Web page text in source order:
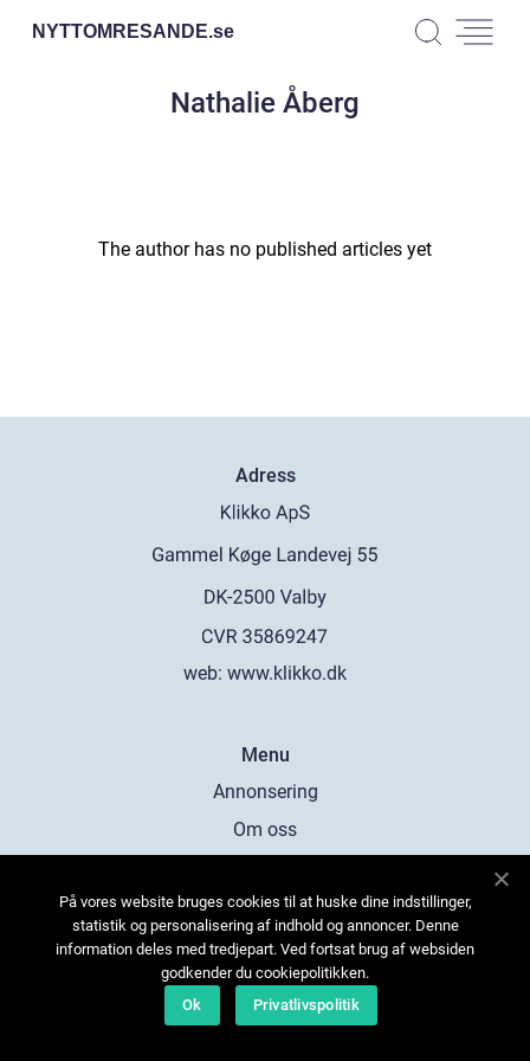
NYTTOMRESANDE.se
Nathalie Åberg
The author has no published articles yet
Adress
web: www.klikko.dk
Menu
Annonsering
Om oss
Kontakta oss
Sitemap
På vores website bruges cookies til at huske dine indstillinger,
statistik og personalisering af indhold og annoncer. Denne
information deles med tredjepart. Ved fortsat brug af websiden
godkender du cookiepolitikken.
Ok
Privatlivspolitik